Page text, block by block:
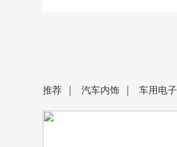
推荐 汽车内饰 车用电子